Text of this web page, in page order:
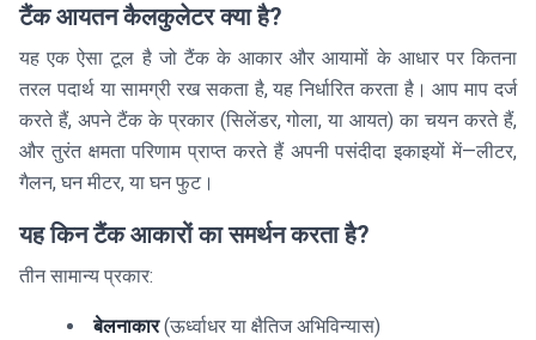
टैंक आयतन कैलकुलेटर क्या है?
यह एक ऐसा टूल है जो टैंक के आकार और आयामों के आधार पर कितना
तरल पदार्थ या सामग्री रख सकता है, यह निर्धारित करता है। आप माप दर्ज
करते हैं, अपने टैंक के प्रकार (सिलेंडर, गोला, या आयत) का चयन करते हैं,
और तुरंत क्षमता परिणाम प्राप्त करते हैं अपनी पसंदीदा इकाइयों में—लीटर,
गैलन, घन मीटर, या घन फुट।
यह किन टैंक आकारों का समर्थन करता है?
तीन सामान्य प्रकार:
बेलनाकार(ऊर्ध्वाधर या क्षैतिज अभिविन्यास)